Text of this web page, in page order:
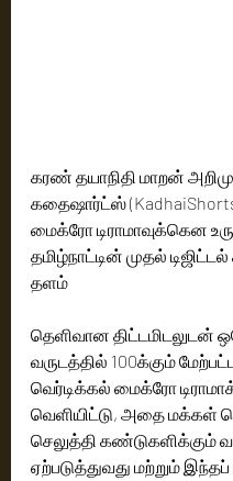
கரண் தயாநிதி மாறன்
கதைஷார்ட்ஸ்
மைக்ரோ டிராமாவுக்கென
தமிழ்நாட்டின் முதல்
தளம்
தெளிவான திட்டமிடலுடன்
வருடத்தில் 100க்கும்
வெர்டிக்கல் மைக்ரோ
வெளியிட்டு, அதை மக்கள்
செலுத்தி கண்டுகளிக்கும்
ஏற்படுத்துவது மற்றும் இந்தப்